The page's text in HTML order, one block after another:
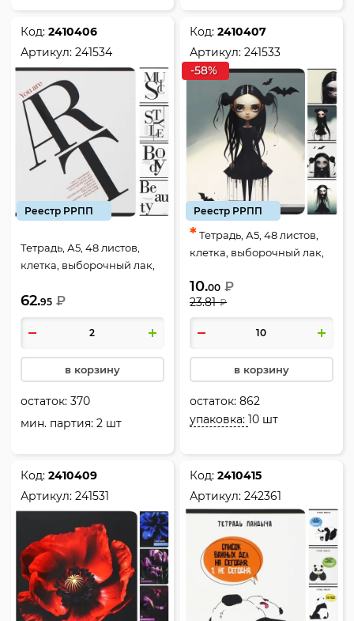
Код:2410406
Артикул:241534
Реестр РРПП
Тетрадь, А5, 48 листов,
клетка, выборочный лак,
ассорти 5 видов, КОКОС,
Words on white, 241534
62.95 ₽
в корзину
остаток:370
мин. партия: 2 шт
Код:2410407
Артикул:241533
-58%
Реестр РРПП
*Тетрадь, А5, 48 листов,
клетка, выборочный лак,
ассорти 5 видов, КОКОС,
Baby girl horror, 241533
10.00 ₽
23.81 ₽
в корзину
остаток:862
упаковка:10 шт
Код:2410409
Артикул:241531
Код:2410415
Артикул:242361